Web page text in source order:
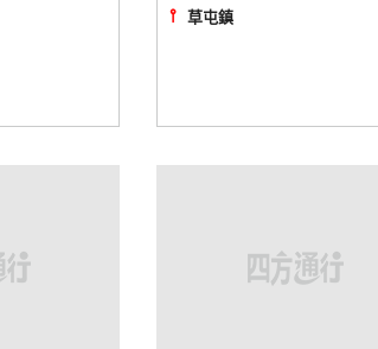
⫯草屯鎮